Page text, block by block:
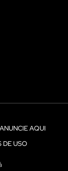
ANUNCIE AQUI
DE USO